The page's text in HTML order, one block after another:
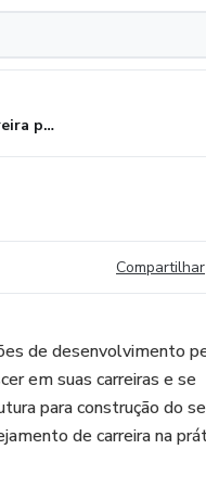
Gestão de Carreira para Nutris - 2a. edição
Compartilhar
de desenvolvimento
em suas carreiras e se
para construção do
de carreira na